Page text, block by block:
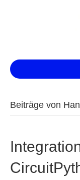
Beiträge von